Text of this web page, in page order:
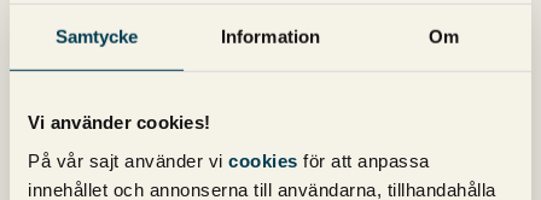
Samtycke Information Om
Vi använder cookies!
På vår sajt använder vi cookies för att anpassa
innehållet och annonserna till användarna, tillhandahålla
Smycka med strukturerad
data
Genom att använda strukturerad data på din kampanjsida
kan du göra det tydligt för Google vad olika element på